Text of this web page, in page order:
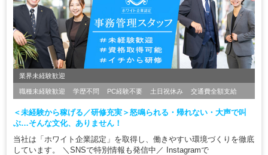
業界未経験歓迎
職種未経験歓迎 学歴不問 PC経験不要 土日祝休み 交通費全額支給
＜未経験から稼げる／研修充実＞怒鳴られる・帰れない・大声で叫
ぶ…そんな文化、ありません！
当社は「ホワイト企業認定」を取得し、働きやすい環境づくりを徹底
しています。 ＼SNSで特別情報も発信中／ Instagramで